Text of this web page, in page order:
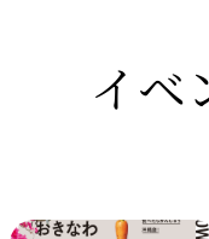
イベ